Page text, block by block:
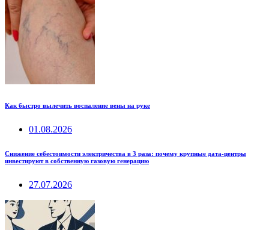
Как быстро вылечить воспаление вены на руке
01.08.2026
Снижение себестоимости электричества в 3 раза: почему крупные дата-центры
инвестируют в собственную газовую генерацию
27.07.2026